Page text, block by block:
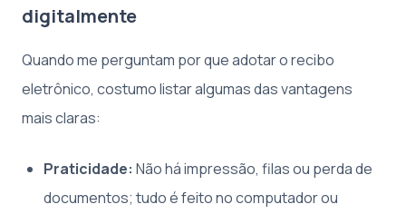
digitalmente
Quando me perguntam por que adotar o recibo
eletrônico, costumo listar algumas das vantagens
mais claras:
Praticidade: Não há impressão, filas ou perda de
documentos; tudo é feito no computador ou